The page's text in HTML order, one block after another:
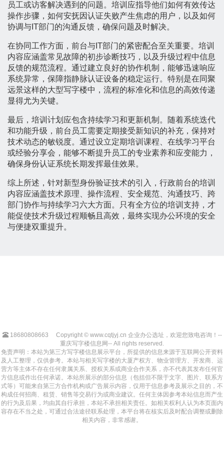
员工或访客解决遇到的问题。培训应指导他们如何有效传达
操作步骤，如何安抚因认证失败产生焦虑的用户，以及如何
协调与IT部门的沟通反馈，确保问题及时解决。
在协同工作方面，前台与IT部门的紧密配合至关重要。培训
内容应涵盖常见故障的初步诊断技巧，以及升级过程中信息
反馈的规范流程。通过建立良好的协作机制，能够迅速响应
系统异常，保障指静脉认证设备的稳定运行。特别是在同聚
远景这样的大型写字楼中，流程的标准化和信息的高效传递
显得尤为关键。
最后，培训计划应包含持续学习和更新机制。随着系统迭代
和功能升级，前台员工需要定期接受新知识的补充，保持对
技术动态的敏锐度。通过设立定期培训课程、在线学习平台
或经验分享会，能够不断提升员工的专业素养和应变能力，
确保身份认证系统长期发挥最佳效果。
综上所述，针对新型身份验证技术的引入，行政前台的培训
内容应涵盖技术原理、操作流程、安全规范、沟通技巧、跨
部门协作与持续学习六大方面。只有全方位的培训支持，才
能促使技术升级过程顺畅且高效，最终实现办公环境的安全
与便捷双重提升。
18680808663
Copyright © www.cqtjyj.cn 企业办公选址，欢迎您致电咨询！--
重庆写字楼信息网-- All rights reserved.
免责声明：本站为第三方写字楼信息展示平台，所提供的信息来源于互联网公开资料
及人工整理，仅供参考。本站与相关写字楼的大厦产权方、物业管理方、开发商、运
营方等主体不存在任何隶属关系、授权关系或商业合作关系，亦不代表其发布任何官
方信息或作出任何承诺。本站所展示的部分信息（包括但不限于文字、图片、联系方
式等）可能来自第三方合作机构或广告展示内容，仅用于信息参考及展示之目的，不
构成任何招商、租赁、销售等交易行为或商业建议。任何主体因参考本站信息而产生
的行为及后果，均由其自行承担，本站不承担相关责任。如相关权利人认为本页面内
容存在不当之处，可通过合法途径联系处理，本平台将在核实后及时配合调整或删除
相关内容，非常感谢。